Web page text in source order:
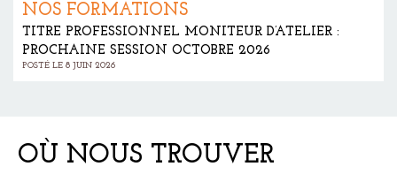
NOS FORMATIONS
TITRE PROFESSIONNEL MONITEUR D’ATELIER :
PROCHAINE SESSION OCTOBRE 2026
POSTÉ LE 8 JUIN 2026
OÙ NOUS TROUVER